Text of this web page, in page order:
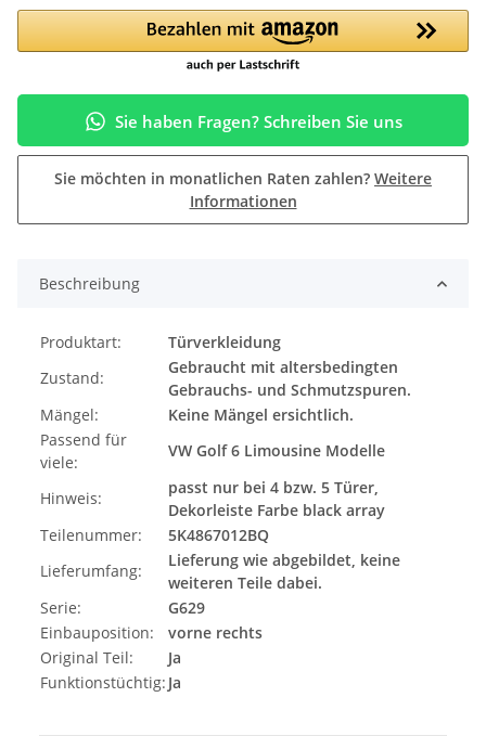
Sie haben Fragen? Schreiben Sie uns
Sie möchten in monatlichen Raten zahlen? Weitere
Informationen
Beschreibung
Produktart:
Türverkleidung
Zustand:
Gebraucht mit altersbedingten
Gebrauchs- und Schmutzspuren.
Mängel:
Keine Mängel ersichtlich.
Passend für
viele:
VW Golf 6 Limousine Modelle
Hinweis:
passt nur bei 4 bzw. 5 Türer,
Dekorleiste Farbe black array
Teilenummer:
5K4867012BQ
Lieferumfang:
Lieferung wie abgebildet, keine
weiteren Teile dabei.
Serie:
G629
Einbauposition:
vorne rechts
Original Teil:
Ja
Funktionstüchtig: Ja